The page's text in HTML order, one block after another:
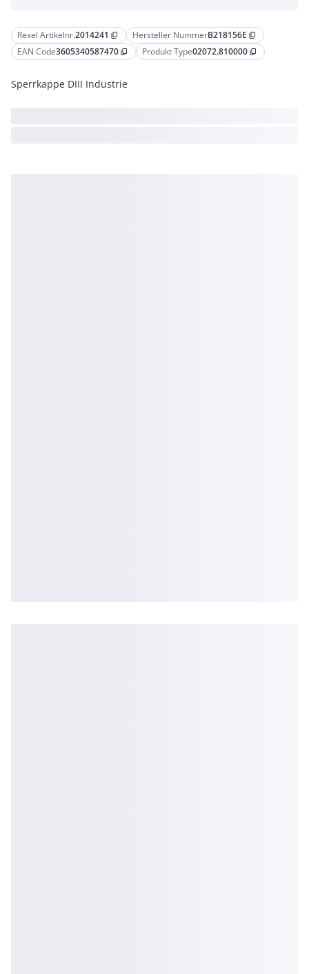
Rexel Artikelnr.2014241 content_copy Hersteller NummerB218156E content_copy
EAN Code3605340587470 content_copy Produkt Type02072.810000 content_copy
Sperrkappe DIII Industrie